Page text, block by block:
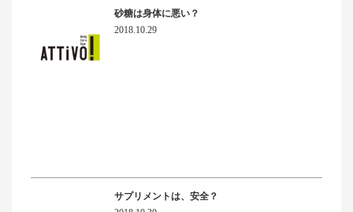
砂糖は身体に悪い？
2018.10.29
サプリメントは、安全？